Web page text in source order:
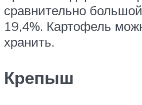
сравнительно
19,4%. Картофель
хранить.
Крепыш